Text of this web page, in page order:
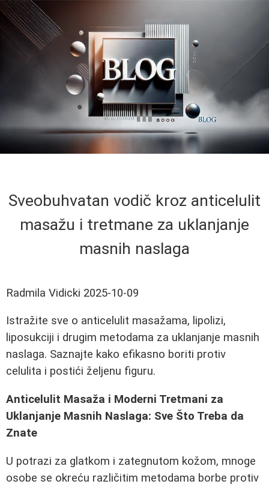
Sveobuhvatan vodič kroz anticelulit
masažu i tretmane za uklanjanje
masnih naslaga
Radmila Vidicki 2025-10-09
Istražite sve o anticelulit masažama, lipolizi,
liposukciji i drugim metodama za uklanjanje masnih
naslaga. Saznajte kako efikasno boriti protiv
celulita i postići željenu figuru.
Anticelulit Masaža i Moderni Tretmani za
Uklanjanje Masnih Naslaga: Sve Što Treba da
Znate
U potrazi za glatkom i zategnutom kožom, mnoge
osobe se okreću različitim metodama borbe protiv